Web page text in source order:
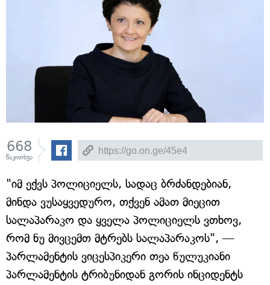
668
წაკითხვა
"იმ ექვს პოლიციელს, სადაც ბრძანდებიან,
მინდა ვუსაყვედურო, თქვენ ამათ მიეცით
სალაპარაკო და ყველა პოლიციელს ვთხოვ,
რომ ნუ მივცემთ მტრებს სალაპარაკოს", —
პარლამენტის ვიცესპიკერი თეა წულუკიანი
პარლამენტის ტრიბუნიდან გორის ინციდენტს